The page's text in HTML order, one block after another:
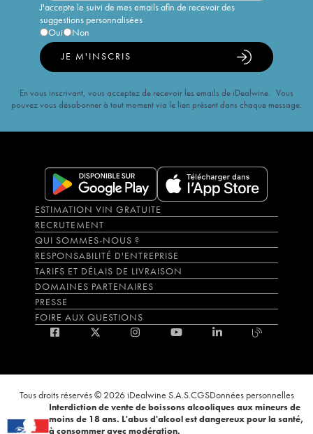
J'accepte le suivi de mes emails afin de recevoir des
suggestions personnalisées
Oui
Non
JE M'INSCRIS
En vous inscrivant, vous acceptez de recevoir les emails de iDealwine. Vous
pouvez vous désabonner à tout moment via le lien présent dans chaque message.
ESTIMATION VIN GRATUITE
RECRUTEMENT
QUI SOMMES-NOUS ?
RESPONSABILITÉ D'ENTREPRISE
TARIFS ET DÉLAIS DE LIVRAISON
DOMAINES PARTENAIRES
PRESSE
FOIRE AUX QUESTIONS
Tous droits réservés © 2026 iDealwine S.A.S.CGSDonnées personnelles
Interdiction de vente de boissons alcooliques aux mineurs de
moins de 18 ans. L'abus d'alcool est dangereux pour la santé,
à consommer avec modération.